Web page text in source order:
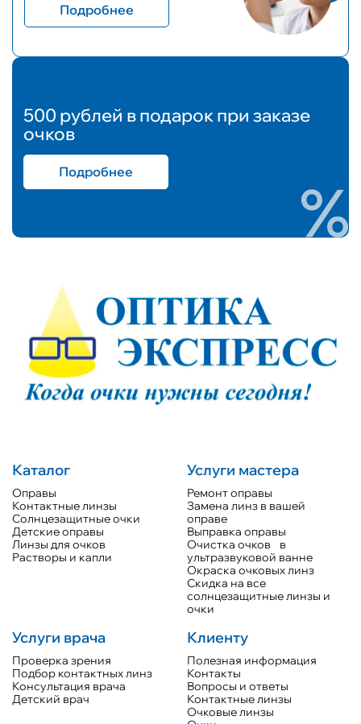
Подробнее
500 рублей в подарок при заказе
очков
Подробнее
Каталог
Оправы
Контактные линзы
Солнцезащитные очки
Детские оправы
Линзы для очков
Растворы и капли
Услуги мастера
Ремонт оправы
Замена линз в вашей
оправе
Выправка оправы
Очистка очков в
ультразвуковой ванне
Окраска очковых линз
Скидка на все
солнцезащитные линзы и
очки
Услуги врача
Проверка зрения
Подбор контактных линз
Консультация врача
Детский врач
Клиенту
Полезная информация
Контакты
Вопросы и ответы
Контактные линзы
Очковые линзы